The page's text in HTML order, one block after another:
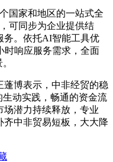
家和地区的一站式全
可同步为企业提供结
务。依托AI智能工具优
时响应服务需求，全面
博表示，中非经贸的稳
动实践，畅通的资金流
场潜力持续释放，专业
中非贸易短板，大大降